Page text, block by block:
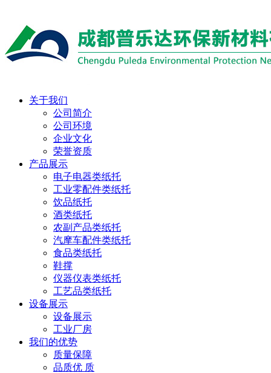
关于我们
公司简介
公司环境
企业文化
荣誉资质
产品展示
电子电器类纸托
工业零配件类纸托
饮品纸托
酒类纸托
农副产品类纸托
汽摩车配件类纸托
食品类纸托
鞋撑
仪器仪表类纸托
工艺品类纸托
设备展示
设备展示
工业厂房
我们的优势
质量保障
品质优 质